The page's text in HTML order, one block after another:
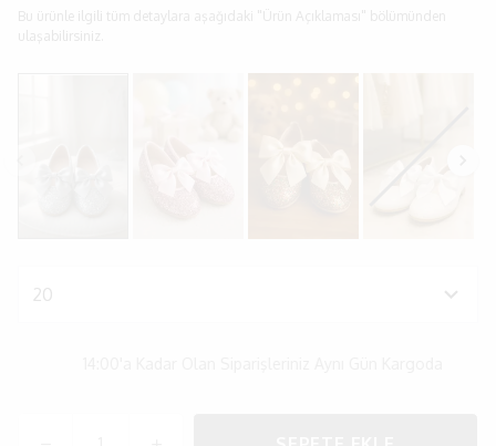
Bu ürünle ilgili tüm detaylara aşağıdaki "Ürün Açıklaması" bölümünden
ulaşabilirsiniz.